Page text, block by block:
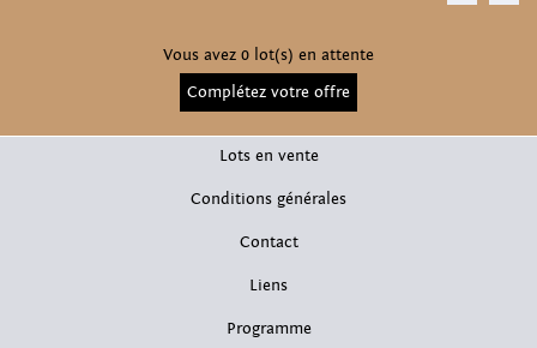
Vous avez 0 lot(s) en attente
Complétez votre offre
Lots en vente
Conditions générales
Contact
Liens
Programme